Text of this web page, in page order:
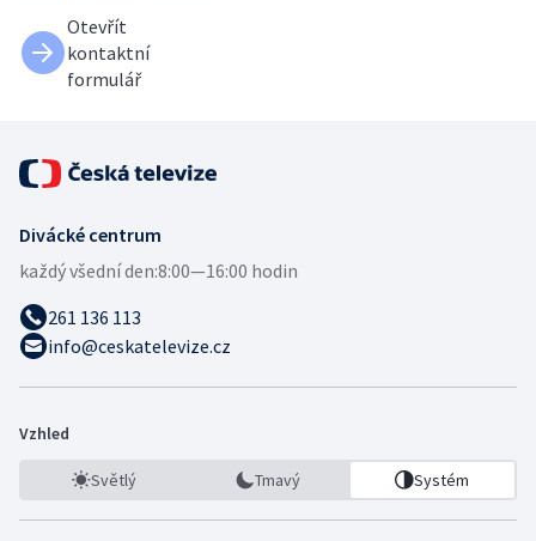
Otevřít
kontaktní
formulář
Divácké centrum
každý všední den:8:00—16:00 hodin
261 136 113
info@ceskatelevize.cz
Vzhled
Světlý Tmavý Systém